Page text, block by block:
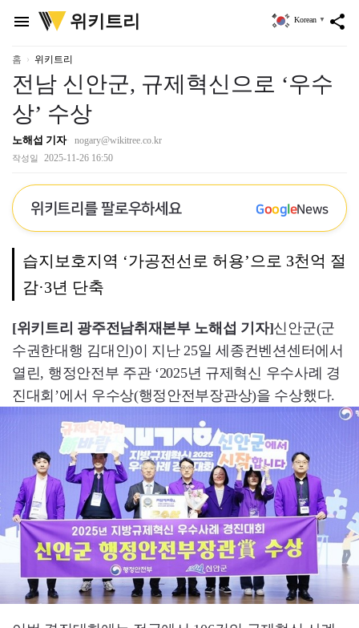
menu
위
키
리
위키트리 share
Korean ▼
홈 위키트리
전남 신안군, 규제혁신으로 ‘우수
상’ 수상
노해섭 기자 nogary@wikitree.co.kr
작성일 2025-11-26 16:50
위키트리를 팔로우하세요 GoogleNews
습지보호지역 ‘가공전선로 허용’으로 3천억 절
감·3년 단축
[위키트리 광주전남취재본부 노해섭 기자]신안군(군
수권한대행 김대인)이 지난 25일 세종컨벤션센터에서
열린, 행정안전부 주관 ‘2025년 규제혁신 우수사례 경
진대회’에서 우수상(행정안전부장관상)을 수상했다.